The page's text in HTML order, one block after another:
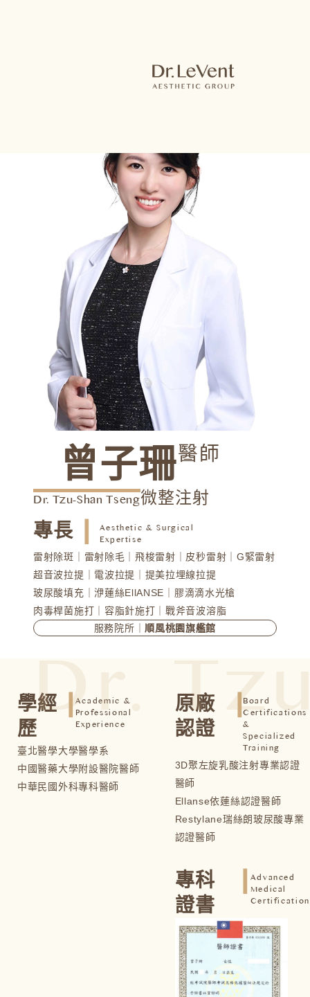
曾子珊醫師
Dr. Tzu-Shan Tseng微整注射​
專長
Aesthetic & Surgical
Expertise
雷射除斑｜雷射除毛｜飛梭雷射｜皮秒雷射｜G緊雷射
超音波拉提｜電波拉提｜提美拉埋線拉提
玻尿酸填充｜洢蓮絲EllANSE｜膠滴滴水光槍
肉毒桿菌施打｜容脂針施打｜戰斧音波溶脂
服務院所｜順風桃園旗艦館
Dr.
學經
歷
┃
Academic &
Professional
Experience
臺北醫學大學醫學系
中國醫藥大學附設醫院醫師
中華民國外科專科醫師
原廠
認證
┃
Board
Certifications
&
Specialized
Training
3D聚左旋乳酸注射專業認證
醫師
Ellanse依蓮絲認證醫師
Restylane瑞絲朗玻尿酸專業
認證醫師
專科
證書
┃Advanced
Medical
Certification